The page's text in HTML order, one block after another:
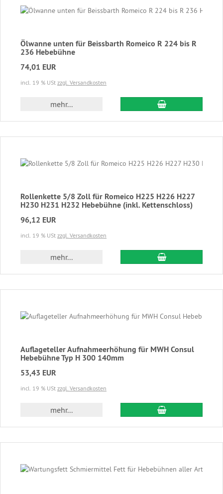
Ölwanne unten für Beissbarth Romeico R 224 bis R
236 Hebebühne
74,01 EUR
incl. 19 % USt zzgl. Versandkosten
mehr... In den
Rollenkette 5/8 Zoll für Romeico H225 H226 H227
H230 H231 H232 Hebebühne (inkl. Kettenschloss)
96,12 EUR
incl. 19 % USt zzgl. Versandkosten
mehr... In den
Auflageteller Aufnahmeerhöhung für MWH Consul
Hebebühne Typ H 300 140mm
53,43 EUR
incl. 19 % USt zzgl. Versandkosten
mehr... In den